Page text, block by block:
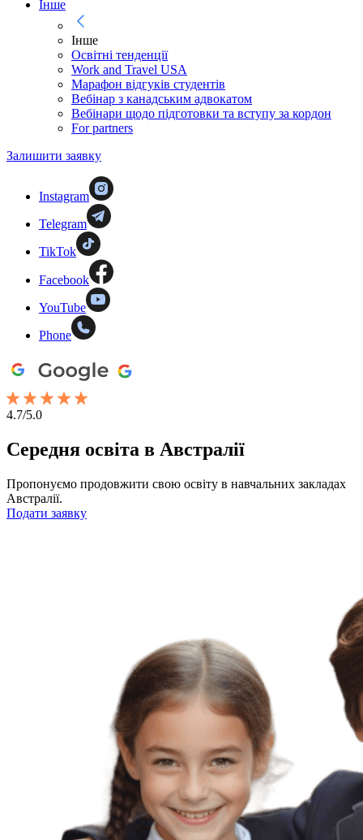
Інше
Інше
Освітні тенденції
Work and Travel USA
Марафон відгуків студентів
Вебінар з канадським адвокатом
Вебінари щодо підготовки та вступу за кордон
For partners
Залишити заявку
Instagram
Telegram
TikTok
Facebook
YouTube
Phone
4.7/5.0
Середня освіта в Австралії
Пропонуємо продовжити свою освіту в навчальних закладах
Австралії.
Подати заявку